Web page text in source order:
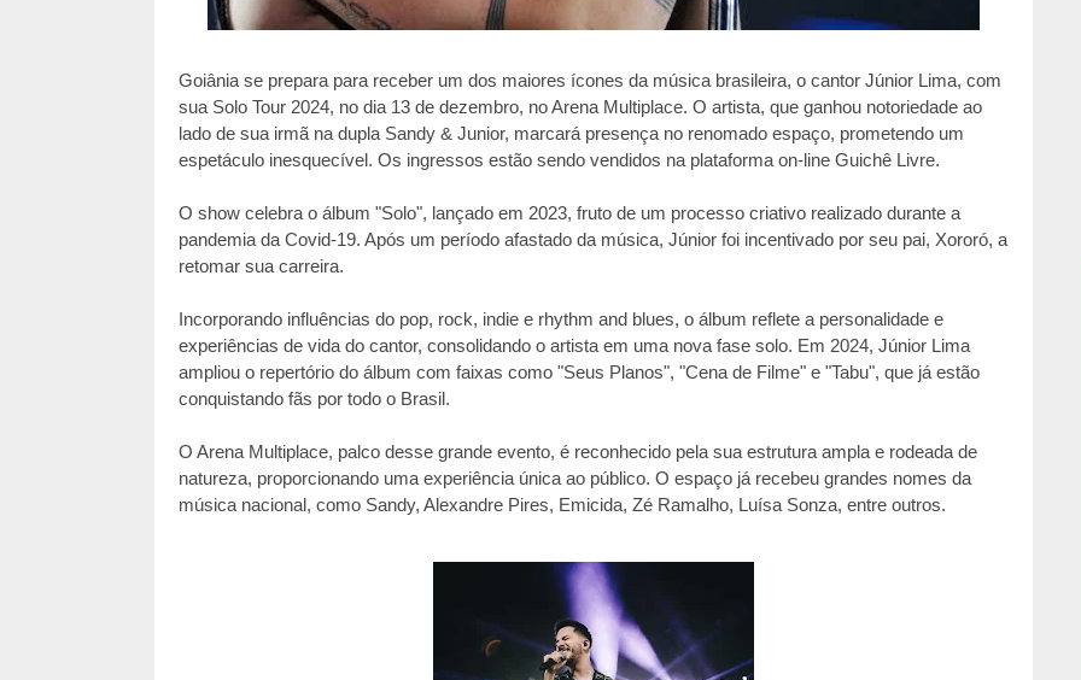
Goiânia se prepara para receber um dos maiores ícones da música brasileira, o cantor Júnior Lima, com
sua Solo Tour 2024, no dia 13 de dezembro, no Arena Multiplace. O artista, que ganhou notoriedade ao
lado de sua irmã na dupla Sandy & Junior, marcará presença no renomado espaço, prometendo um
espetáculo inesquecível. Os ingressos estão sendo vendidos na plataforma on-line Guichê Livre.
O show celebra o álbum "Solo", lançado em 2023, fruto de um processo criativo realizado durante a
pandemia da Covid-19. Após um período afastado da música, Júnior foi incentivado por seu pai, Xororó, a
retomar sua carreira.
Incorporando influências do pop, rock, indie e rhythm and blues, o álbum reflete a personalidade e
experiências de vida do cantor, consolidando o artista em uma nova fase solo. Em 2024, Júnior Lima
ampliou o repertório do álbum com faixas como "Seus Planos", "Cena de Filme" e "Tabu", que já estão
conquistando fãs por todo o Brasil.
O Arena Multiplace, palco desse grande evento, é reconhecido pela sua estrutura ampla e rodeada de
natureza, proporcionando uma experiência única ao público. O espaço já recebeu grandes nomes da
música nacional, como Sandy, Alexandre Pires, Emicida, Zé Ramalho, Luísa Sonza, entre outros.